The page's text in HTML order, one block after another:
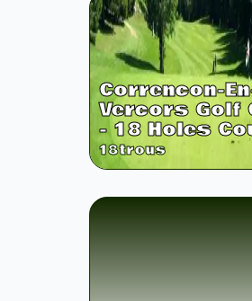
Correncon-
Vercors Golf
- 18 Holes
18trous